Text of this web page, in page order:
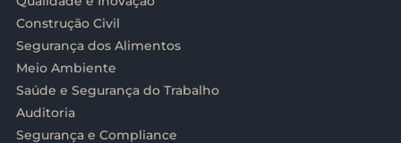
Construção Civil
Segurança dos Alimentos
Meio Ambiente
Saúde e Segurança do Trabalho
Auditoria
Segurança e Compliance